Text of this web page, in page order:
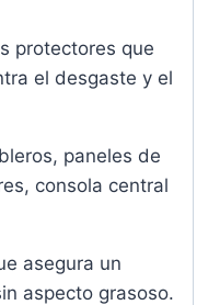
protectores que
el desgaste y el
paneles de
consola central
asegura un
aspecto grasoso.